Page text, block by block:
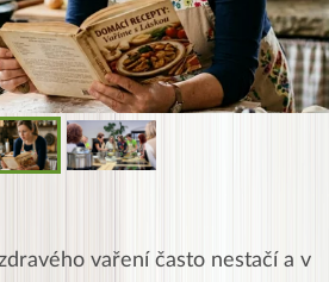
vaření často nestačí a v